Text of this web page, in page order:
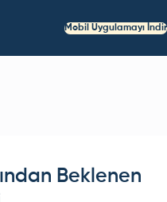
Mobil Uygulamayı İndir
Beklenen